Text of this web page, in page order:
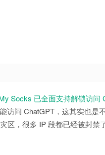
Socks 已全面支持解锁访问
访问 ChatGPT，这其实也是
区，很多 IP 段都已经被封禁